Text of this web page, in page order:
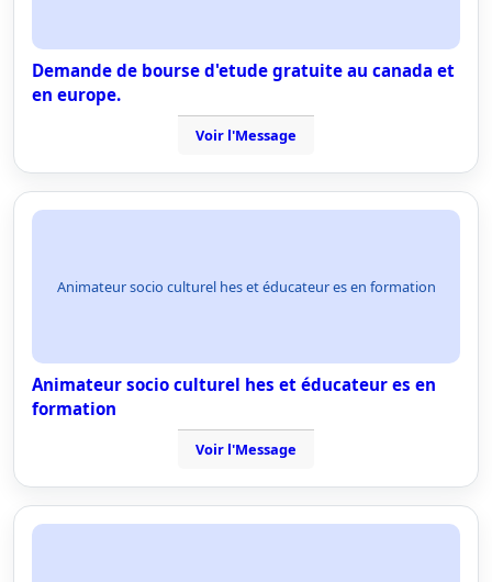
Demande de bourse d'etude gratuite au canada et
en europe.
Voir l'Message
Animateur socio culturel hes et éducateur es en formation
Animateur socio culturel hes et éducateur es en
formation
Voir l'Message